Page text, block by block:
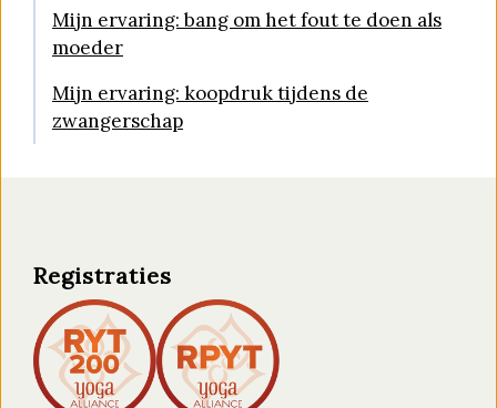
Mijn ervaring: bang om het fout te doen als
moeder
Mijn ervaring: koopdruk tijdens de
zwangerschap
Registraties